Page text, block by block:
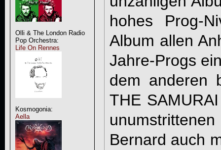
Olli & The London Radio
Pop Orchestra:
Life On Rennes
Kosmogonia:
Aella
hohes Prog-
Album allen
Jahre-Progs
dem anderen
THE
Bernard auch